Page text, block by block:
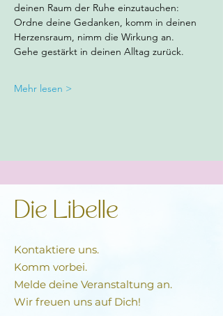
deinen Raum der Ruhe einzutauchen:
Ordne deine Gedanken, komm in deinen
Herzensraum, nimm die Wirkung an.
Gehe gestärkt in deinen Alltag zurück.
Mehr lesen >
Die Libelle
Kontaktiere uns.
Komm vorbei.
Melde deine Veranstaltung an.
Wir freuen uns auf Dich!